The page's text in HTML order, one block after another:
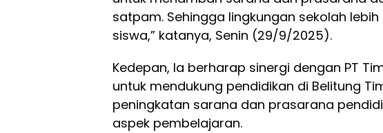
satpam. Sehingga lingkungan sekolah
siswa,” katanya, Senin (29/9/2025).
Kedepan, Ia berharap sinergi dengan PT
untuk mendukung pendidikan di Belitung
peningkatan sarana dan prasarana
aspek pembelajaran.